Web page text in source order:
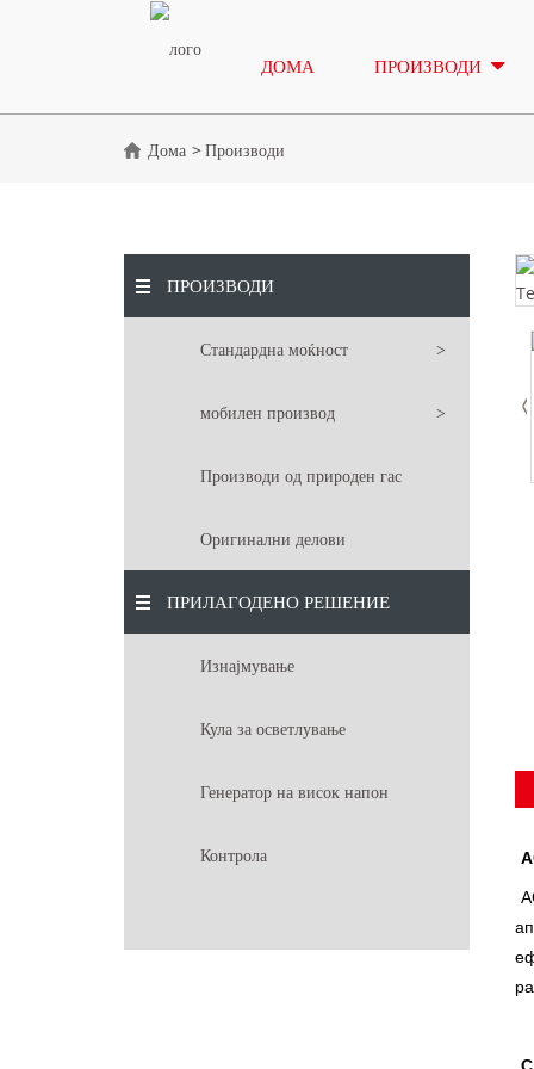
ДОМА ПРОИЗВОДИ
Дома Производи
ПРОИЗВОДИ
Стандардна моќност
мобилен производ
Производи од природен гас
Оригинални делови
ПРИЛАГОДЕНО РЕШЕНИЕ
Изнајмување
Кула за осветлување
Генератор на висок напон
Контрола